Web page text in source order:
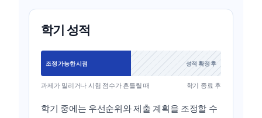
학기 성적
조정 가능한 시점 성적 확정 후
과제가 밀리거나 시험 점수가 흔들릴 때 학기 종료 후
학기 중에는 우선순위와 제출 계획을 조정할 수